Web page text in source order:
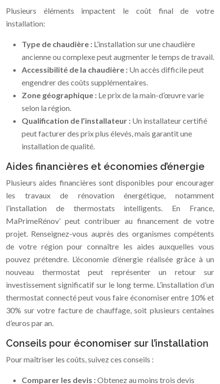
Plusieurs éléments impactent le coût final de votre
installation:
Type de chaudière : L’installation sur une chaudière
ancienne ou complexe peut augmenter le temps de travail.
Accessibilité de la chaudière : Un accès difficile peut
engendrer des coûts supplémentaires.
Zone géographique : Le prix de la main-d’œuvre varie
selon la région.
Qualification de l’installateur : Un installateur certifié
peut facturer des prix plus élevés, mais garantit une
installation de qualité.
Aides financières et économies d’énergie
Plusieurs aides financières sont disponibles pour encourager
les travaux de rénovation énergétique, notamment
l’installation de thermostats intelligents. En France,
MaPrimeRénov’ peut contribuer au financement de votre
projet. Renseignez-vous auprès des organismes compétents
de votre région pour connaître les aides auxquelles vous
pouvez prétendre. L’économie d’énergie réalisée grâce à un
nouveau thermostat peut représenter un retour sur
investissement significatif sur le long terme. L’installation d’un
thermostat connecté peut vous faire économiser entre 10% et
30% sur votre facture de chauffage, soit plusieurs centaines
d’euros par an.
Conseils pour économiser sur l’installation
Pour maîtriser les coûts, suivez ces conseils :
Comparer les devis :Obtenez au moins trois devis